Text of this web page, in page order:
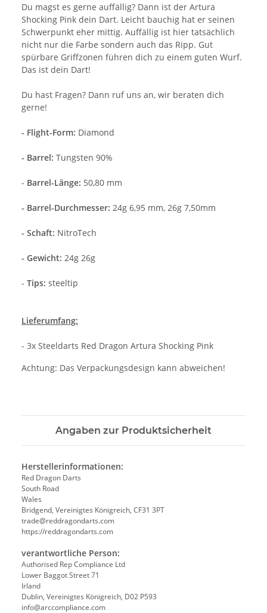
Du magst es gerne auffällig? Dann ist der Artura
Shocking Pink dein Dart. Leicht bauchig hat er seinen
Schwerpunkt eher mittig. Auffällig ist hier tatsächlich
nicht nur die Farbe sondern auch das Ripp. Gut
spürbare Griffzonen führen dich zu einem guten Wurf.
Das ist dein Dart!
Du hast Fragen? Dann ruf uns an, wir beraten dich
gerne!
- Flight-Form: Diamond
- Barrel: Tungsten 90%
- Barrel-Länge: 50,80 mm
- Barrel-Durchmesser: 24g 6,95 mm, 26g 7,50mm
- Schaft: NitroTech
- Gewicht: 24g 26g
- Tips: steeltip
Lieferumfang:
- 3x Steeldarts Red Dragon Artura Shocking Pink
Achtung: Das Verpackungsdesign kann abweichen!
Angaben zur Produktsicherheit
Herstellerinformationen:
Red Dragon Darts
South Road
Wales
Bridgend, Vereinigtes Königreich, CF31 3PT
trade@reddragondarts.com
https://reddragondarts.com
verantwortliche Person:
Authorised Rep Compliance Ltd
Lower Baggot Street 71
Irland
Dublin, Vereinigtes Königreich, D02 P593
info@arccompliance.com